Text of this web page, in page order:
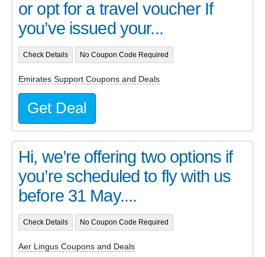
or opt for a travel voucher If
you’ve issued your...
Check Details No Coupon Code Required
Emirates Support Coupons and Deals
Get Deal
Hi, we’re offering two options if
you’re scheduled to fly with us
before 31 May....
Check Details No Coupon Code Required
Aer Lingus Coupons and Deals